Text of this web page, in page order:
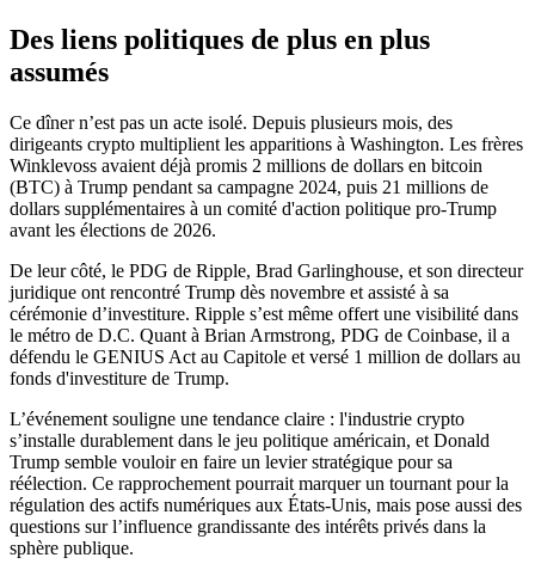
Des liens politiques de plus en plus
assumés
Ce dîner n’est pas un acte isolé. Depuis plusieurs mois, des
dirigeants crypto multiplient les apparitions à Washington. Les frères
Winklevoss avaient déjà promis 2 millions de dollars en bitcoin
(BTC) à Trump pendant sa campagne 2024, puis 21 millions de
dollars supplémentaires à un comité d'action politique pro-Trump
avant les élections de 2026.
De leur côté, le PDG de Ripple, Brad Garlinghouse, et son directeur
juridique ont rencontré Trump dès novembre et assisté à sa
cérémonie d’investiture. Ripple s’est même offert une visibilité dans
le métro de D.C. Quant à Brian Armstrong, PDG de Coinbase, il a
défendu le GENIUS Act au Capitole et versé 1 million de dollars au
fonds d'investiture de Trump.
L’événement souligne une tendance claire : l'industrie crypto
s’installe durablement dans le jeu politique américain, et Donald
Trump semble vouloir en faire un levier stratégique pour sa
réélection. Ce rapprochement pourrait marquer un tournant pour la
régulation des actifs numériques aux États-Unis, mais pose aussi des
questions sur l’influence grandissante des intérêts privés dans la
sphère publique.